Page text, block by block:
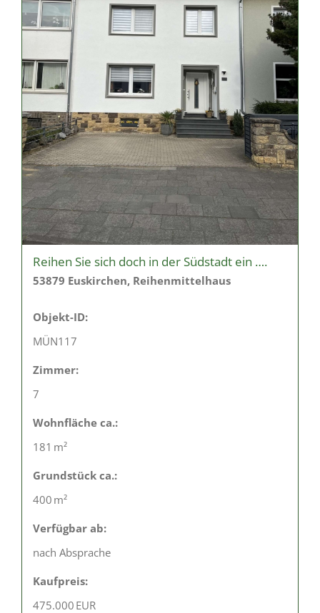
Reihen Sie sich doch in der Südstadt ein ….
53879 Euskirchen, Reihenmittelhaus
Objekt-ID:
MÜN117
Zimmer:
7
Wohnfläche ca.:
181 m²
Grund­stück ca.:
400 m²
Verfügbar ab:
nach Absprache
Kaufpreis:
475.000 EUR